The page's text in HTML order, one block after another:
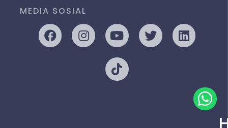
MEDIA SOSIAL